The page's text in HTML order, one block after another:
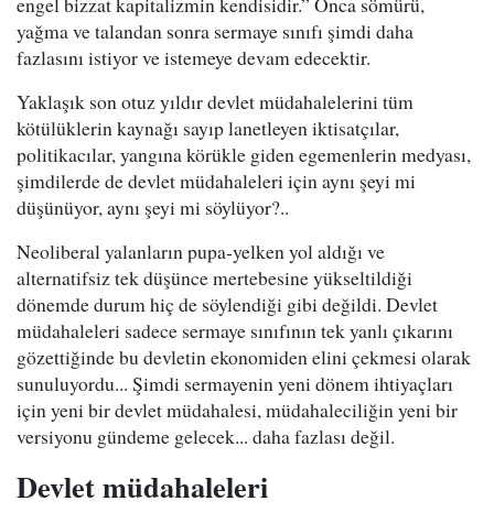
yağma ve talandan sonra sermaye sınıfı şimdi daha
fazlasını istiyor ve istemeye devam edecektir.
Yaklaşık son otuz yıldır devlet müdahalelerini tüm
kötülüklerin kaynağı sayıp lanetleyen iktisatçılar,
politikacılar, yangına körükle giden egemenlerin medyası,
şimdilerde de devlet müdahaleleri için aynı şeyi mi
düşünüyor, aynı şeyi mi söylüyor?..
Neoliberal yalanların pupa-yelken yol aldığı ve
alternatifsiz tek düşünce mertebesine yükseltildiği
dönemde durum hiç de söylendiği gibi değildi. Devlet
müdahaleleri sadece sermaye sınıfının tek yanlı çıkarını
gözettiğinde bu devletin ekonomiden elini çekmesi olarak
sunuluyordu... Şimdi sermayenin yeni dönem ihtiyaçları
için yeni bir devlet müdahalesi, müdahaleciliğin yeni bir
versiyonu gündeme gelecek... daha fazlası değil.
Devlet müdahaleleri